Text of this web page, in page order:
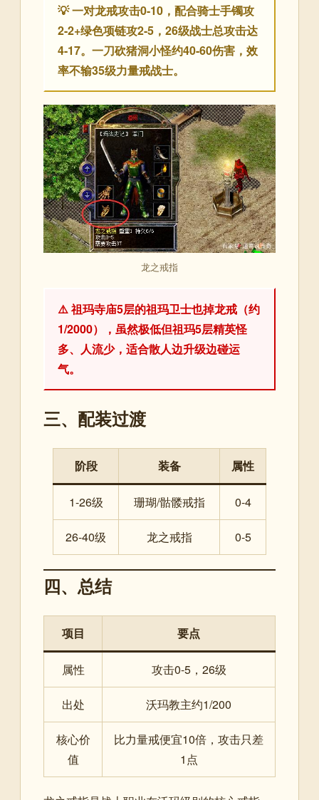
💡 一对龙戒攻击0-10，配合骑士手镯攻
2-2+绿色项链攻2-5，26级战士总攻击达
4-17。一刀砍猪洞小怪约40-60伤害，效
率不输35级力量戒战士。
龙之戒指
⚠️ 祖玛寺庙5层的祖玛卫士也掉龙戒（约
1/2000），虽然极低但祖玛5层精英怪
多、人流少，适合散人边升级边碰运
气。
三、配装过渡
阶段 装备 属性
1-26级 珊瑚/骷髅戒指 0-4
26-40级 龙之戒指 0-5
四、总结
项目 要点
属性 攻击0-5，26级
出处 沃玛教主约1/200
核心价
值
比力量戒便宜10倍，攻击只差
1点